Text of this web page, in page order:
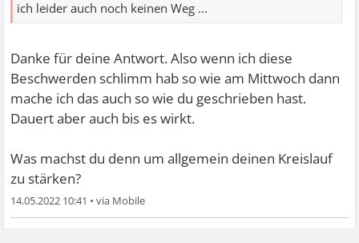
ich leider auch noch keinen Weg ...
Danke für deine Antwort. Also wenn ich diese
Beschwerden schlimm hab so wie am Mittwoch dann
mache ich das auch so wie du geschrieben hast.
Dauert aber auch bis es wirkt.
Was machst du denn um allgemein deinen Kreislauf
zu stärken?
14.05.2022 10:41 •